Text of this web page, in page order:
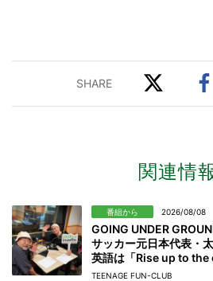
関連情
番組から 2026/08/08
GOING UNDER
サッカー元日本代表・
英語は「Rise up to the
TEENAGE FUN-CLUB